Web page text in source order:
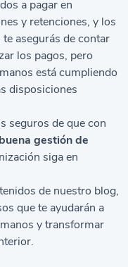
a pagar en
y retenciones, y los
asegurás de contar
los pagos, pero
está cumpliendo
disposiciones
seguros de que con
buena gestión de
siga en
de nuestro blog,
que te ayudarán a
y transformar